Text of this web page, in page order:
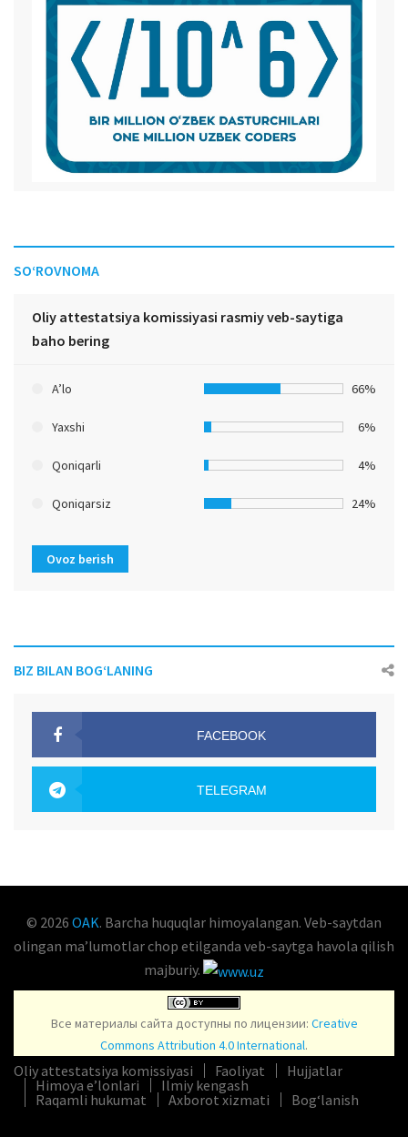
SO‘ROVNOMA
Oliy attestatsiya komissiyasi rasmiy veb-saytiga
baho bering
A’lo 66%
Yaxshi 6%
Qoniqarli 4%
Qoniqarsiz 24%
Ovoz berish
BIZ BILAN BOG‘LANING
FACEBOOK
TELEGRAM
© 2026 OAK. Barcha huquqlar himoyalangan. Veb-saytdan
olingan maʼlumotlar chop etilganda veb-saytga havola qilish
majburiy.
Все материалы сайта доступны по лицензии: Creative
Commons Attribution 4.0 International.
Oliy attestatsiya komissiyasi Faoliyat
Hujjatlar
Himoya e’lonlari
Ilmiy kengash
Raqamli hukumat
Axborot xizmati Bog‘lanish